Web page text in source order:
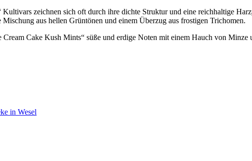
zeichnen sich oft durch ihre dichte Struktur und eine reichhaltige
aus hellen Grüntönen und einem Überzug aus frostigen Trichomen.
Cake Kush Mints“ süße und erdige Noten mit einem Hauch von
in Wesel